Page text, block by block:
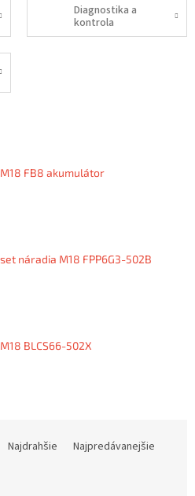
Diagnostika a
kontrola
M18 FB8 akumulátor
set náradia M18 FPP6G3-502B
BLCS66-502X
Najdrahšie
Najpredávanejšie